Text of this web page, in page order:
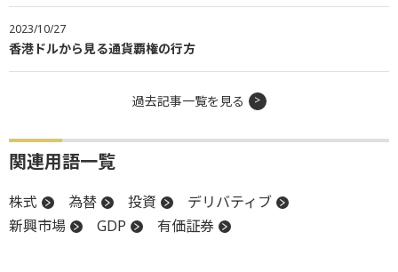
2023/10/27
香港ドルから見る通貨覇権の行方
過去記事一覧を見る
関連用語一覧
株式 為替 投資
デリバティブ
新興市場
GDP 有価証券